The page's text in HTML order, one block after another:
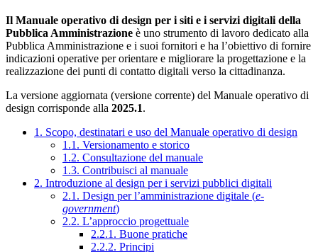
Il Manuale operativo di design per i siti e i servizi digitali della
Pubblica Amministrazione è uno strumento di lavoro dedicato alla
Pubblica Amministrazione e i suoi fornitori e ha l’obiettivo di fornire
indicazioni operative per orientare e migliorare la progettazione e la
realizzazione dei punti di contatto digitali verso la cittadinanza.
La versione aggiornata (versione corrente) del Manuale operativo di
design corrisponde alla 2025.1.
1. Scopo, destinatari e uso del Manuale operativo di design
1.1. Versionamento e storico
1.2. Consultazione del manuale
1.3. Contribuisci al manuale
2. Introduzione al design per i servizi pubblici digitali
2.1. Design per l’amministrazione digitale (e-
government)
2.2. L’approccio progettuale
2.2.1. Buone pratiche
2.2.2. Principi